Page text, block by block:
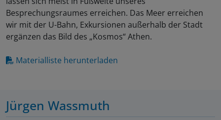
Besprechungsraumes erreichen. Das Meer erreichen
wir mit der U-Bahn, Exkursionen außerhalb der Stadt
ergänzen das Bild des „Kosmos“ Athen.
Materialliste herunterladen
Jürgen Wassmuth